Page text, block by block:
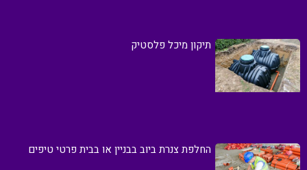
תיקון מיכל פלסטיק
החלפת צנרת ביוב בבניין או בבית פרטי טיפים